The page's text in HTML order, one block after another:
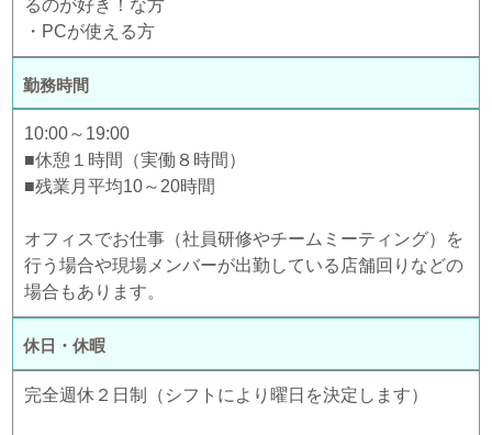
るのが好き！な方
・PCが使える方
勤務時間
10:00～19:00
■休憩１時間（実働８時間）
■残業月平均10～20時間
オフィスでお仕事（社員研修やチームミーティング）を
行う場合や現場メンバーが出勤している店舗回りなどの
場合もあります。
休日・休暇
完全週休２日制（シフトにより曜日を決定します）